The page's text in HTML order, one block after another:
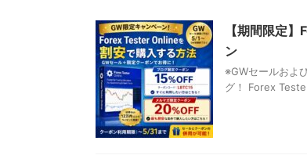
【期間限定
ン
※GWセールおよ
グ！ Forex